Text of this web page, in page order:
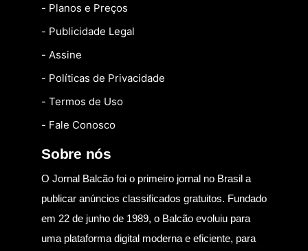
- Planos e Preços
- Publicidade Legal
- Assine
- Políticas de Privacidade
- Termos de Uso
- Fale Conosco
Sobre nós
O Jornal Balcão foi o primeiro jornal no Brasil a
publicar anúncios classificados gratuitos. Fundado
em 22 de junho de 1989, o Balcão evoluiu para
uma plataforma digital moderna e eficiente, para